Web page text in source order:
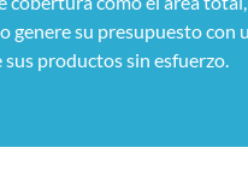
genere su presupuesto con
productos sin esfuerzo.